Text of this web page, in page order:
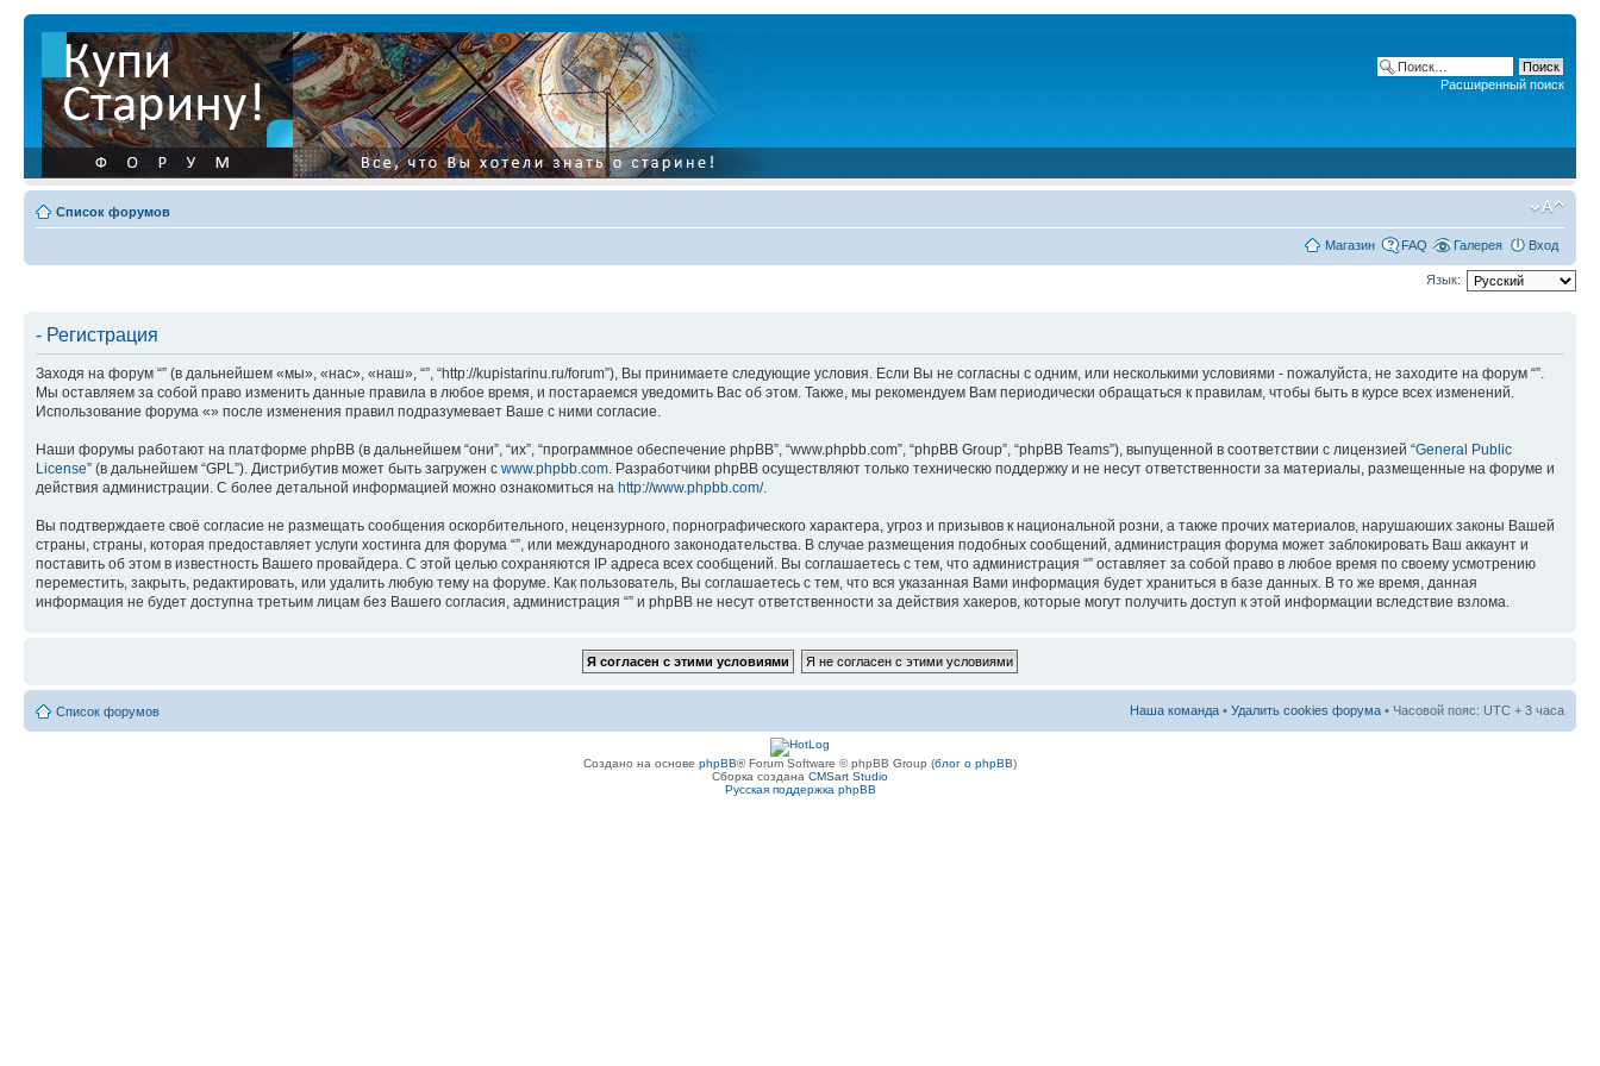
Расширенный поиск
Список форумов
Магазин FAQ Галерея Вход
Язык:
- Регистрация
Заходя на форум “” (в дальнейшем «мы», «нас», «наш», “”, “http://kupistarinu.ru/forum”), Вы принимаете следующие условия. Если Вы не согласны с одним, или несколькими условиями - пожалуйста, не заходите на форум “”.
Мы оставляем за собой право изменить данные правила в любое время, и постараемся уведомить Вас об этом. Также, мы рекомендуем Вам периодически обращаться к правилам, чтобы быть в курсе всех изменений.
Использование форума «» после изменения правил подразумевает Ваше с ними согласие.
Наши форумы работают на платформе phpBB (в дальнейшем “они”, “их”, “программное обеспечение phpBB”, “www.phpbb.com”, “phpBB Group”, “phpBB Teams”), выпущенной в соответствии с лицензией “General Public
License” (в дальнейшем “GPL”). Дистрибутив может быть загружен с www.phpbb.com . Разработчики phpBB осуществляют только техническю поддержку и не несут ответственности за материалы, размещенные на форуме и
действия администрации. С более детальной информацией можно ознакомиться на http://www.phpbb.com/.
Вы подтверждаете своё согласие не размещать сообщения оскорбительного, нецензурного, порнографического характера, угроз и призывов к национальной розни, а также прочих материалов, нарушаюших законы Вашей
страны, страны, которая предоставляет услуги хостинга для форума “”, или международного законодательства. В случае размещения подобных сообщений, администрация форума может заблокировать Ваш аккаунт и
поставить об этом в известность Вашего провайдера. С этой целью сохраняются IP адреса всех сообщений. Вы соглашаетесь с тем, что администрация “” оставляет за собой право в любое время по своему усмотрению
переместить, закрыть, редактировать, или удалить любую тему на форуме. Как пользователь, Вы соглашаетесь с тем, что вся указанная Вами информация будет храниться в базе данных. В то же время, данная
информация не будет доступна третьим лицам без Вашего согласия, администрация “” и phpBB не несут ответственности за действия хакеров, которые могут получить доступ к этой информации вследствие взлома.
Список форумов Наша команда • Удалить cookies форума • Часовой пояс: UTC + 3 часа
Создано на основе phpBB® Forum Software © phpBB Group (блог о phpBB)
Сборка создана CMSart Studio
Русская поддержка phpBB